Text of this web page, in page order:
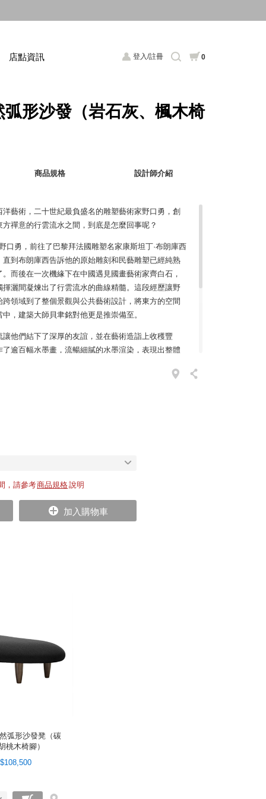
登入/註冊 0
店點資訊
形沙發（岩石灰、楓木椅
商品規格 設計師介紹
藝術，二十世紀最負盛名的雕塑藝術家野口勇，創
禪意的行雲流水之間，到底是怎麼回事呢？
口勇，前往了巴黎拜法國雕塑名家康斯坦丁·布朗庫西
到布朗庫西告訴他的原始雕刻和民藝雕塑已經純熟
而後在一次機緣下在中國遇見國畫藝術家齊白石，
灑間凝煉出了行雲流水的曲線精髓。這段經歷讓野
領域到了整個景觀與公共藝術設計，將東方的空間
，建築大師貝聿銘對他更是推崇備至。
他們結下了深厚的友誼，並在藝術造詣上收穫豐
逾百幅水墨畫，流暢細膩的水墨渲染，表現出整體
，請參考商品規格說明
加入購物車
弧形沙發凳（碳
桃木椅腳）